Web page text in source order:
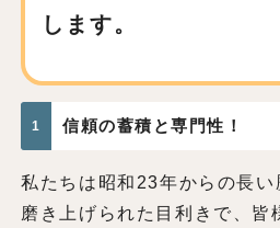
します。
1 信頼の蓄積と専門性！
私たちは昭和23年からの長い
磨き上げられた目利きで、皆